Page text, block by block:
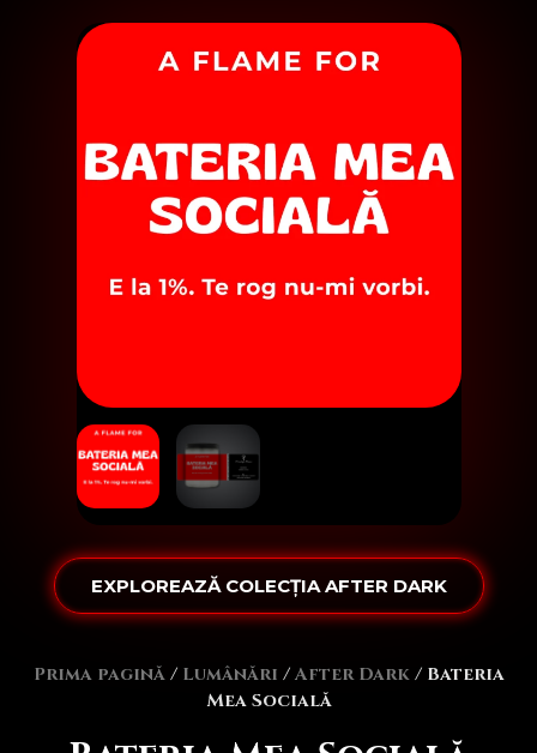
EXPLOREAZĂ COLECȚIA AFTER DARK
Prima pagină/ Lumânări /After Dark/ Bateria
Mea Socială